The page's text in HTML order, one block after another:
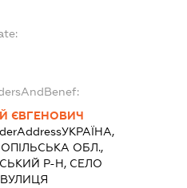
ЄВГЕНОВИЧ
УКРАЇНА,
ОБЛ.,
Р-Н, СЕЛО